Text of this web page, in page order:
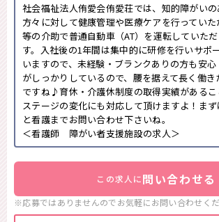
社会福祉法人侑愛会侑愛荘では、知的障がい
方々に対して健康管理や医療ケアを行ってい
等の介助で普通自動車（AT）を運転していた
す。入社後の1年間は集中的に研修を行いサポ
いますので、未経験・ブランクありの方も安
がしっかりしているので、腰を据えて長く働
ですね♪育休・介護休制度の取得実績があるこ
ステージの変化にも対応して頂けますよ！ま
と看護までお問い合わせ下さいね。
＜看護師 障がい者支援施設の求人＞
この求人に問い合わせる
※応募ではありませんのでお気軽にお問い合わせく